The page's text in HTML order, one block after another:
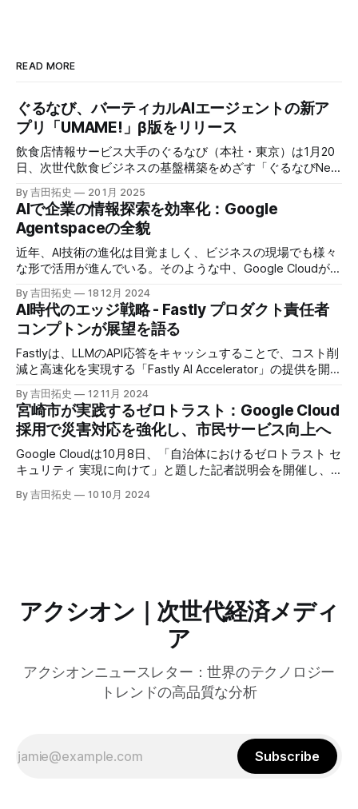
READ MORE
ぐるなび、バーティカルAIエージェントの新ア
プリ「UMAME!」β版をリリース
飲食店情報サービス大手のぐるなび（本社・東京）は1月20
日、次世代飲食ビジネスの基盤構築をめざす「ぐるなびNext
プロジェクト」の初成果として、新たな飲食店探索アプリ
「UMAME!（うまみー！）」のβ版を公開した。
By 吉田拓史 20 1月 2025
AIで企業の情報探索を効率化：Google
Agentspaceの全貌
近年、AI技術の進化は目覚ましく、ビジネスの現場でも様々
な形で活用が進んでいる。そのような中、Google Cloudが新
たに発表したGoogle Agentspaceは、いま注目を集めるAIエ
ージェントがエンタープライズITを大きく変革する予兆と言
えるだろう。
By 吉田拓史 18 12月 2024
AI時代のエッジ戦略 - Fastly プロダクト責任者
コンプトンが展望を語る
Fastlyは、LLMのAPI応答をキャッシュすることで、コスト削
減と高速化を実現する「Fastly AI Accelerator」の提供を開始
した。キップ・コンプトン最高プロダクト責任者（CPO）
は、類似した質問への応答を再利用し、効率的な処理を可能
にすると説明した。さらに、コンプトンは、エッジコンピュ
ーティングの利点を活かしたパーソナライズや、エッジにお
けるGPUの経済性、セキュリティへの取り組みなど、Fastly
のAI戦略について語った。
By 吉田拓史 12 11月 2024
宮崎市が実践するゼロトラスト：Google Cloud
採用で災害対応を強化し、市民サービス向上へ
Google Cloudは10月8日、「自治体におけるゼロトラスト セ
キュリティ 実現に向けて」と題した記者説明会を開催し、
自治体向けにゼロトラストセキュリティ導入を支援するプロ
グラムを発表した。宮崎市の事例では、Google Workspace
By 吉田拓史 10 10月 2024
アクシオン｜次世代経済メディ
ア
アクシオンニュースレター：世界のテクノロジー
トレンドの高品質な分析
Subscribe